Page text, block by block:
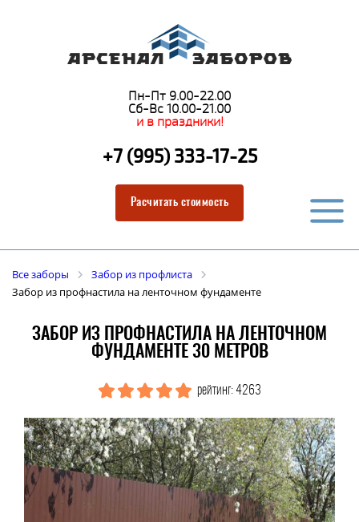
Пн-Пт 9.00-22.00
Сб-Вс 10.00-21.00
и в праздники!
+7 (995) 333-17-25
Расчитать стоимость
Все заборы
Забор из профлиста
Забор из профнастила на ленточном фундаменте
ЗАБОР ИЗ ПРОФНАСТИЛА НА ЛЕНТОЧНОМ
ФУНДАМЕНТЕ 30 МЕТРОВ
рейтинг: 4263